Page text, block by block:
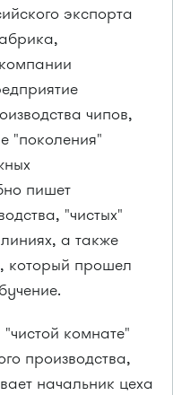
экспорта
чипов,
"поколения"
пишет
"чистых"
а также
который прошел
комнате"
производства,
начальник цеха